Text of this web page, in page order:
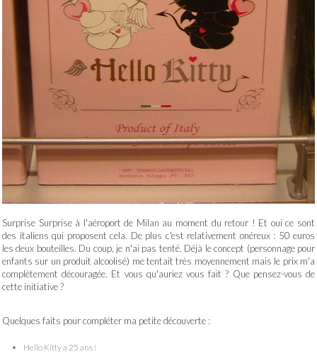
Surprise Surprise à l'aéroport de Milan au moment du retour ! Et oui ce sont
des italiens qui proposent cela. De plus c'est relativement onéreux : 50 euros
les deux bouteilles. Du coup, je n'ai pas tenté. Déjà le concept (personnage pour
enfants sur un produit alcoolisé) me tentait très moyennement mais le prix m'a
complètement découragée. Et vous qu'auriez vous fait ? Que pensez-vous de
cette initiative ?
Quelques faits pour compléter ma petite découverte :
Hello Kitty a 25 ans !